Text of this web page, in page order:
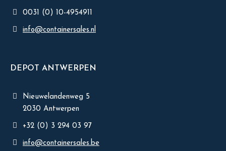
0031 (0) 10-4954911
info@containersales.nl
DEPOT ANTWERPEN
Nieuwelandenweg 5
2030 Antwerpen
+32 (0) 3 294 03 97
info@containersales.be